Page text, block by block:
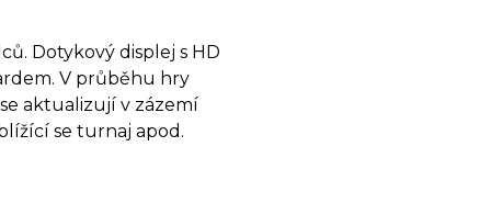
Dotykový displej s HD
V průběhu hry
aktualizují v zázemí
se turnaj apod.